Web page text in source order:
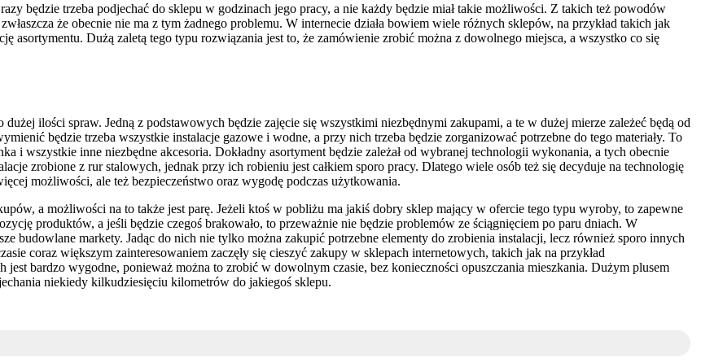
będzie trzeba podjechać do sklepu w godzinach jego pracy, a nie każdy będzie miał takie możliwości. Z takich też powodów
że obecnie nie ma z tym żadnego problemu. W internecie działa bowiem wiele różnych sklepów, na przykład takich jak
asortymentu. Dużą zaletą tego typu rozwiązania jest to, że zamówienie zrobić można z dowolnego miejsca, a wszystko co się
ilości spraw. Jedną z podstawowych będzie zajęcie się wszystkimi niezbędnymi zakupami, a te w dużej mierze zależeć będą od
będzie trzeba wszystkie instalacje gazowe i wodne, a przy nich trzeba będzie zorganizować potrzebne do tego materiały. To
i wszystkie inne niezbędne akcesoria. Dokładny asortyment będzie zależał od wybranej technologii wykonania, a tych obecnie
zrobione z rur stalowych, jednak przy ich robieniu jest całkiem sporo pracy. Dlatego wiele osób też się decyduje na technologię
możliwości, ale też bezpieczeństwo oraz wygodę podczas użytkowania.
a możliwości na to także jest parę. Jeżeli ktoś w pobliżu ma jakiś dobry sklep mający w ofercie tego typu wyroby, to zapewne
produktów, a jeśli będzie czegoś brakowało, to przeważnie nie będzie problemów ze ściągnięciem po paru dniach. W
budowlane markety. Jadąc do nich nie tylko można zakupić potrzebne elementy do zrobienia instalacji, lecz również sporo innych
coraz większym zainteresowaniem zaczęły się cieszyć zakupy w sklepach internetowych, takich jak na przykład
jest bardzo wygodne, ponieważ można to zrobić w dowolnym czasie, bez konieczności opuszczania mieszkania. Dużym plusem
niekiedy kilkudziesięciu kilometrów do jakiegoś sklepu.